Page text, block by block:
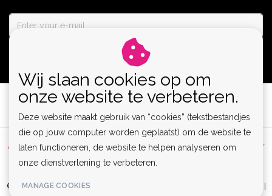
Algemene voorwaarden | Privacy Policy | Sitemap |
Disclaimer
RSS Feed
© Copyright 2026 - Lamor | Clubwear, Lingerie & Kinky Fashion XS-6XL |
Wij slaan cookies op om
onze website te verbeteren.
Deze website maakt gebruik van “cookies” (tekstbestandjes
die op jouw computer worden geplaatst) om de website te
laten functioneren, de website te helpen analyseren om
onze dienstverlening te verbeteren.
MANAGE COOKIES